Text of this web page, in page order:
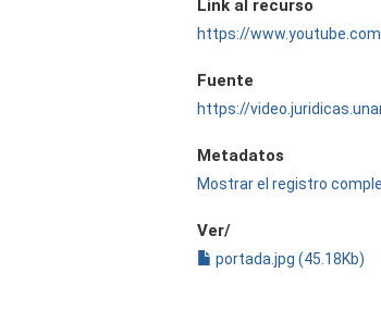
Link al recurso
https://
Fuente
https://
Metadatos
Mostrar el registro
Ver/
portada.jpg (45.18Kb)